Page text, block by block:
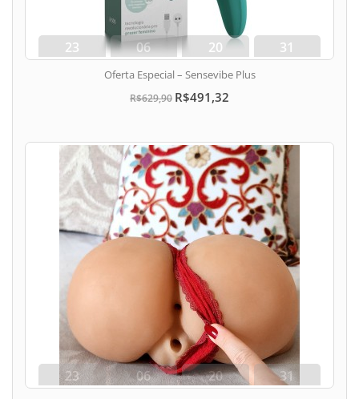
23
dias
06
hora
20
min
31
seg
Oferta Especial – Sensevibe Plus
R$629,90 R$491,32
23
dias
06
hora
20
min
31
seg